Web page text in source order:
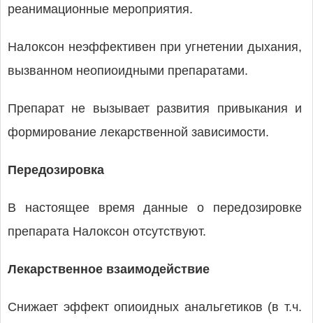
реанимационные мероприятия.
Налоксон неэффективен при угнетении дыхания,
вызванном неопиоидными препаратами.
Препарат не вызывает развития привыкания и
формирование лекарственной зависимости.
Передозировка
В настоящее время данные о передозировке
препарата Налоксон отсутствуют.
Лекарственное взаимодействие
Снижает эффект опиоидных анальгетиков (в т.ч.